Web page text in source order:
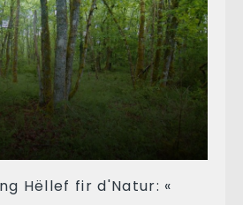
Hëllef fir d'Natur: «